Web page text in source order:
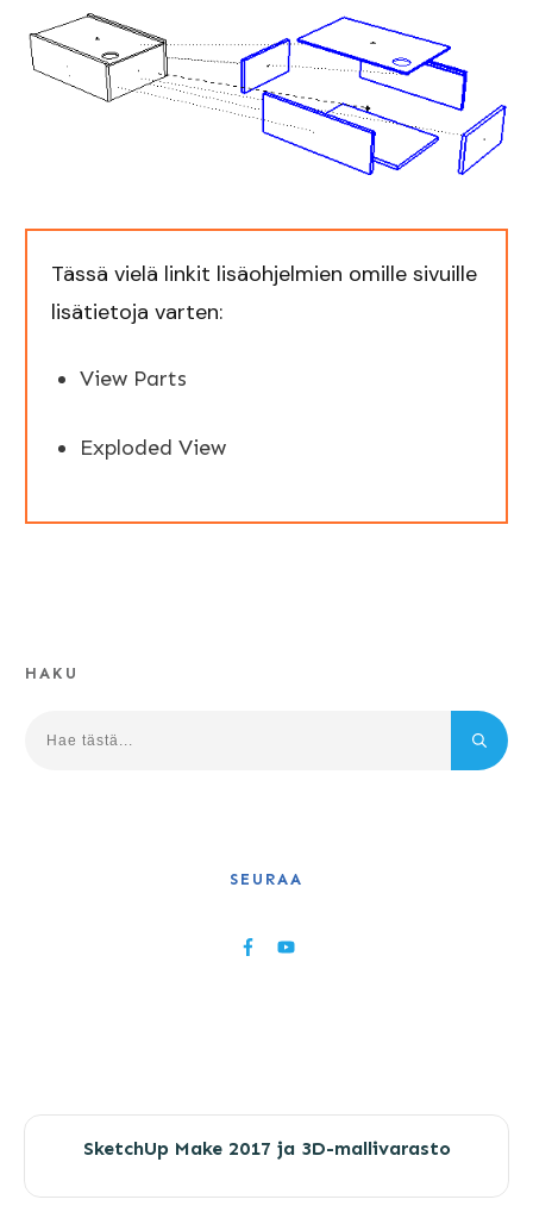
Tässä vielä linkit lisäohjelmien omille sivuille
lisätietoja varten:
View Parts
Exploded View
HAKU
SEURAA
SketchUp Make 2017 ja 3D-mallivarasto